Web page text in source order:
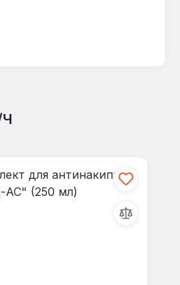
только на текущем